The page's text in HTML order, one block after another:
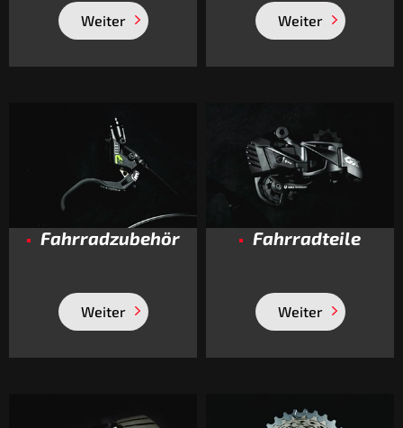
Weiter Weiter
Fahrradzubehör
Weiter
Fahrradteile
Weiter